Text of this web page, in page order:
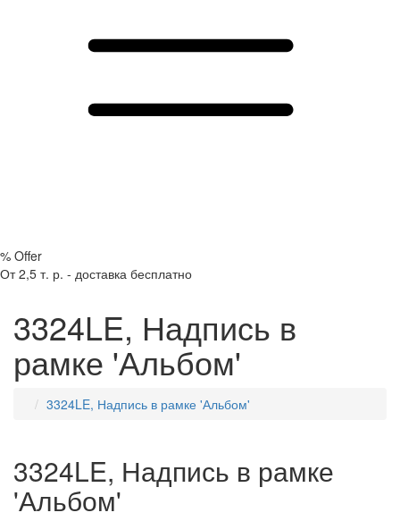
% Offer
От 2,5 т. р. - доставка бесплатно
3324LE, Надпись в
рамке 'Альбом'
3324LE, Надпись в рамке 'Альбом'
3324LE, Надпись в рамке
'Альбом'